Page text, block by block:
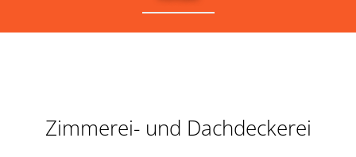
Zimmerei- und Dachdeckerei